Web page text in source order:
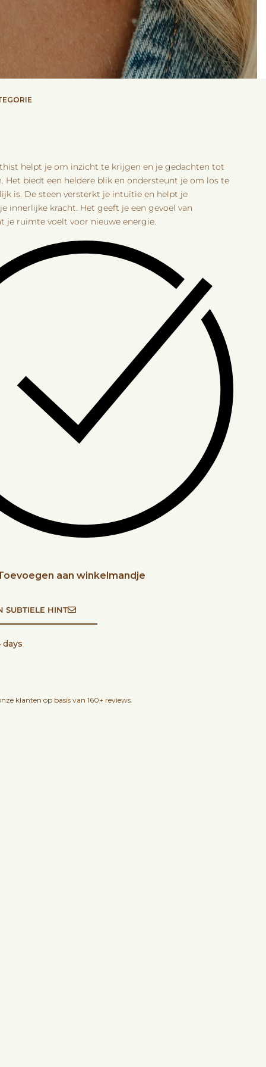
helpt je om inzicht te krijgen en je gedachten tot
Het biedt een heldere blik en ondersteunt je om los te
is. De steen versterkt je intuïtie en helpt je
innerlijke kracht. Het geeft je een gevoel van
je ruimte voelt voor nieuwe energie.
aan winkelmandje
SUBTIELE HINT
days
klanten op basis van 160+ reviews.